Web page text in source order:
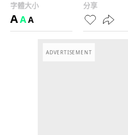
字體大小
AAA
分享
ADVERTISEMENT